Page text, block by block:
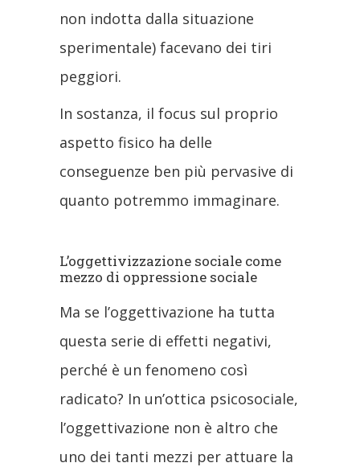
non indotta dalla situazione
sperimentale) facevano dei tiri
peggiori.
In sostanza, il focus sul proprio
aspetto fisico ha delle
conseguenze ben più pervasive di
quanto potremmo immaginare.
L’oggettivizzazione sociale come
mezzo di oppressione sociale
Ma se l’oggettivazione ha tutta
questa serie di effetti negativi,
perché è un fenomeno così
radicato? In un’ottica psicosociale,
l’oggettivazione non è altro che
uno dei tanti mezzi per attuare la